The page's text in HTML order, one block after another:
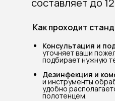
составляет до
Как проходит
Дезинфекция и
и инструменты
удобно
полотенцем.
Консультация и
уточняет ваши
подбирает нужную